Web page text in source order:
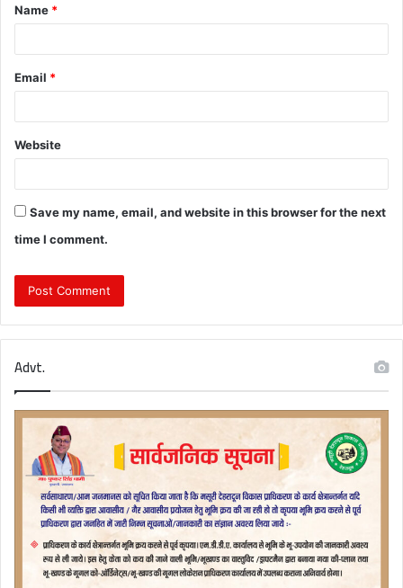
*
Name *
Email *
Website
Save my name, email, and website in this browser for the next
time I comment.
Advt.